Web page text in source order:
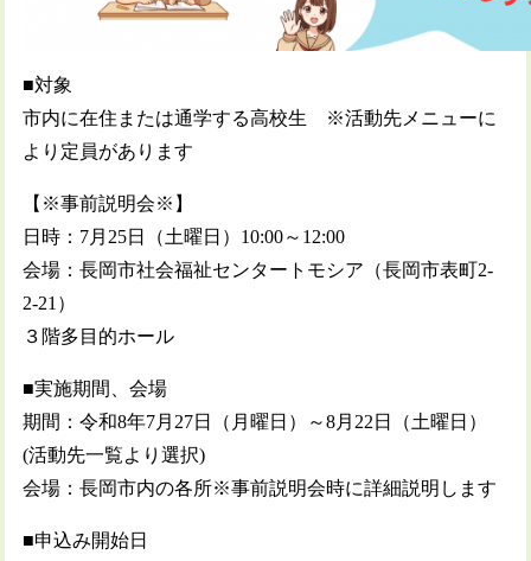
■対象
市内に在住または通学する高校生 ※活動先メニューに
より定員があります
【※事前説明会※】
日時：7月25日（土曜日）10:00～12:00
会場：長岡市社会福祉センタートモシア（長岡市表町2-
2-21）
３階多目的ホール
■実施期間、会場
期間：令和8年7月27日（月曜日）～8月22日（土曜日）
(活動先一覧より選択)
会場：長岡市内の各所※事前説明会時に詳細説明します
■申込み開始日